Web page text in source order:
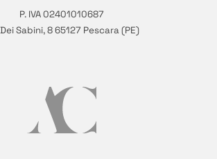
P. IVA 02401010687
Sabini, 8 65127 Pescara (PE)